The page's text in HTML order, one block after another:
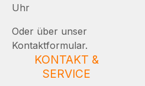
Uhr
Oder über unser
Kontaktformular.
KONTAKT &
SERVICE